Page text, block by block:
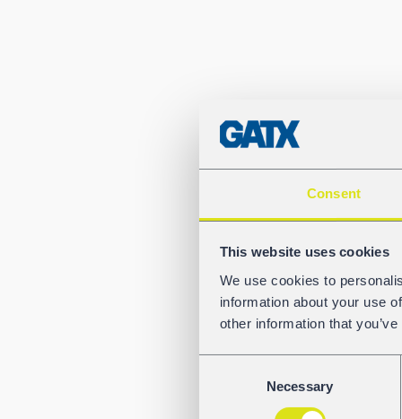
Consent
This website uses cookies
We use cookies to
information about your use
other information that
Necessary